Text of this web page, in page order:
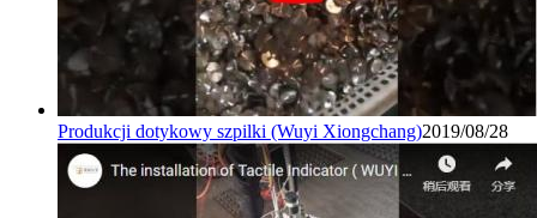
Produkcji dotykowy szpilki (Wuyi Xiongchang)2019/08/28